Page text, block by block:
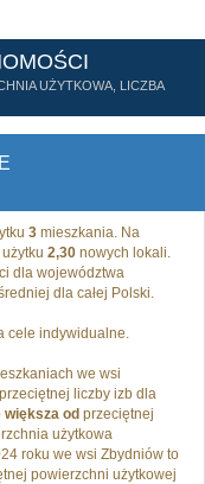
UŻYTKOWA, LICZBA
3 mieszkania. Na
2,30 nowych lokali.
dla województwa
dla całej Polski.
cele indywidualne.
we wsi
przeciętnej liczby izb dla
większa od przeciętnej
użytkowa
roku we wsi Zbydniów to
powierzchni użytkowej